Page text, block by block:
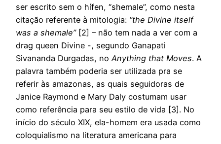
ser escrito sem o hífen, “shemale”, como nesta
citação referente à mitologia: “the Divine itself
was a shemale”[2] – não tem nada a ver com a
drag queen Divine -, segundo Ganapati
Sivananda Durgadas, noAnything that Moves. A
palavra também poderia ser utilizada pra se
referir às amazonas, as quais seguidoras de
Janice Raymond e Mary Daly costumam usar
como referência para seu estilo de vida [3]. No
início do século XIX, ela-homem era usada como
coloquialismo na literatura americana para